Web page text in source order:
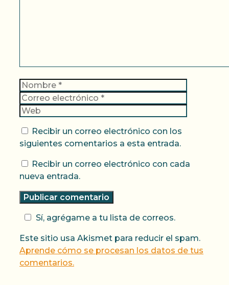
Nombre
Recibir un correo electrónico con los
siguientes comentarios a esta entrada.
Recibir un correo electrónico con cada
nueva entrada.
Sí, agrégame a tu lista de correos.
Este sitio usa Akismet para reducir el spam.
Aprende cómo se procesan los datos de tus
comentarios.